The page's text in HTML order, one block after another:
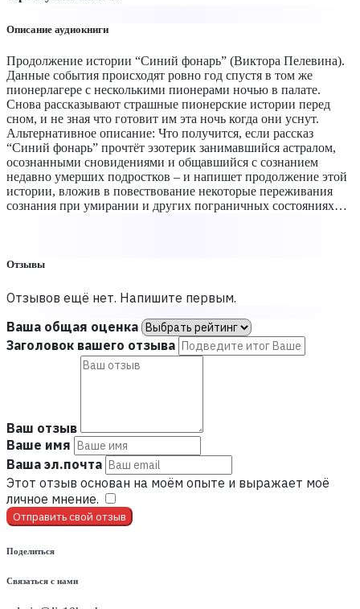
Описание аудиокниги
Продолжение истории “Синий фонарь” (Виктора Пелевина).
Данные события происходят ровно год спустя в том же
пионерлагере с несколькими пионерами ночью в палате.
Снова рассказывают страшные пионерские истории перед
сном, и не зная что готовит им эта ночь когда они уснут.
Альтернативное описание: Что получится, если рассказ
“Синий фонарь” прочтёт эзотерик занимавшийся астралом,
осознанными сновидениями и общавшийся с сознанием
недавно умерших подростков – и напишет продолжение этой
истории, вложив в повествование некоторые переживания
сознания при умирании и других пограничных состояниях…
Отзывы
Отзывов ещё нет. Напишите первым.
Ваша общая оценка
Заголовок вашего отзыва
Ваш отзыв
Ваше имя
Ваша эл.почта
Этот отзыв основан на моём опыте и выражает моё
личное мнение.
Отправить свой отзыв
Поделиться
Связаться с нами